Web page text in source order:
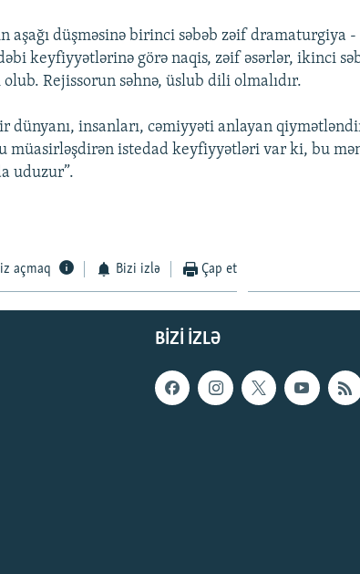
aşağı düşməsinə birinci səbəb zəif dramaturgiya
keyfiyyətlərinə görə naqis, zəif əsərlər, ikinci
Rejissorun səhnə, üslub dili olmalıdır.
dünyanı, insanları, cəmiyyəti anlayan
müasirləşdirən istedad keyfiyyətləri var ki, bu
uduzur”.
açmaq Bizi izlə Çap et
BIZI IZLƏ